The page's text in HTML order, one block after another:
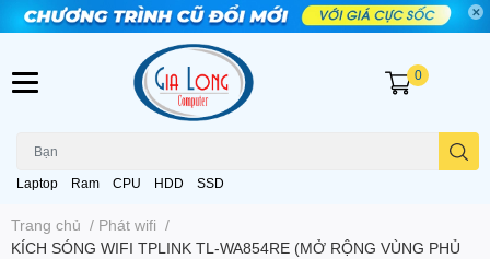
Laptop Ram CPU HDD SSD
0
Trang chủ / Phát wifi /
KÍCH SÓNG WIFI TPLINK TL-WA854RE (MỞ RỘNG VÙNG PHỦ